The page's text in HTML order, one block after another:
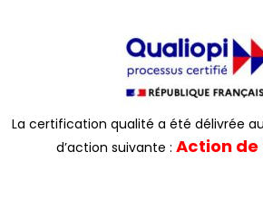
La certification qualité a été délivrée
d’action suivante : Action